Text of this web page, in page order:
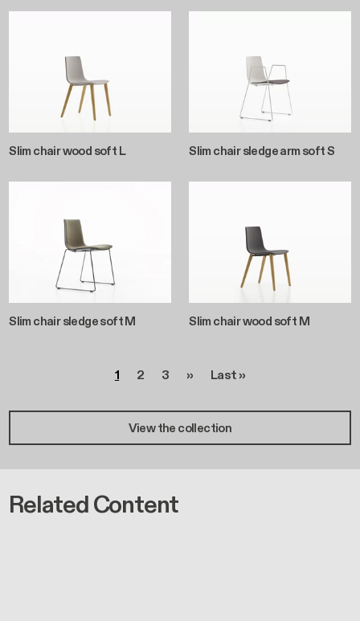
Slim chair wood soft L Slim chair sledge arm soft S
Slim chair sledge soft M Slim chair wood soft M
Page
1 Page
2 Page
3 Page suivante
›› Dernière page
Last »
View the collection
Related Content